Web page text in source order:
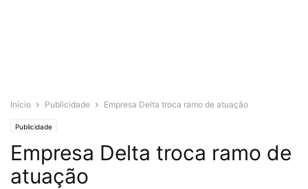
Início Publicidade Empresa Delta troca ramo de atuação
Publicidade
Empresa Delta troca ramo de
atuação